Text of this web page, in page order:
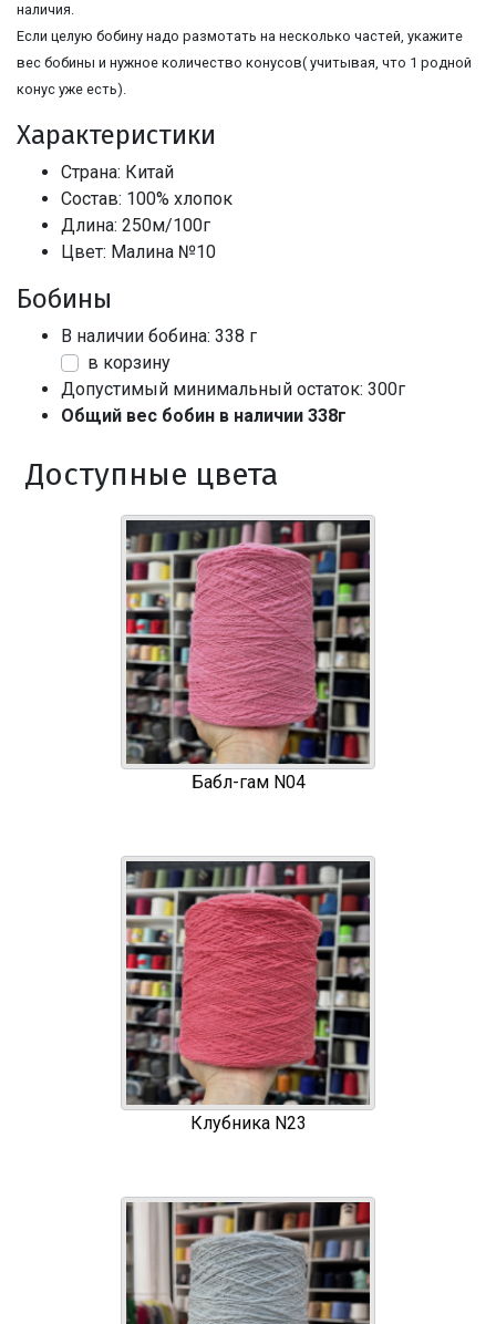
наличия.
Если целую бобину надо размотать на несколько частей, укажите
вес бобины и нужное количество конусов( учитывая, что 1 родной
конус уже есть).
Характеристики
Страна: Китай
Состав: 100% хлопок
Длина: 250м/100г
Цвет: Малина №10
Бобины
В наличии бобина: 338 г
в корзину
Допустимый минимальный остаток: 300г
Общий вес бобин в наличии 338г
Доступные цвета
Бабл-гам N04
Клубника N23